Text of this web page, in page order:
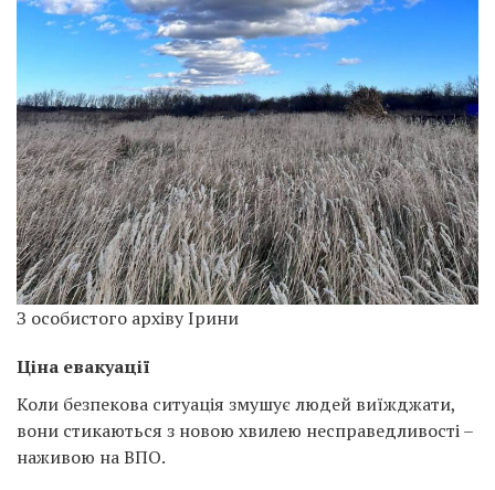
З особистого архіву Ірини
Ціна евакуації
Коли безпекова ситуація змушує людей виїжджати,
вони стикаються з новою хвилею несправедливості –
наживою на ВПО.